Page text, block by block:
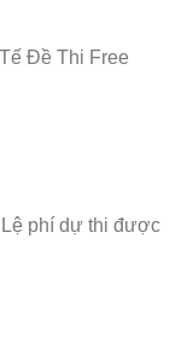
Đề Thi Free
phí dự thi được